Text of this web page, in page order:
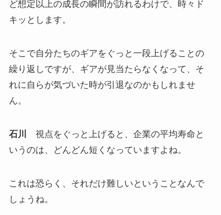
ど想定以上の成長の瞬間が訪れるわけで、時々ド
キッとします。
そこで自分たちのギアをぐっと一段上げることの
繰り返しですが、ギアが見当たらなくなって、そ
れに自らが気づいた時が引退なのかもしれませ
ん。
石川
視点をぐっと上げると、企業の平均寿命と
いうのは、どんどん短くなっていますよね。
これは恐らく、それだけ難しいということなんで
しょうね。